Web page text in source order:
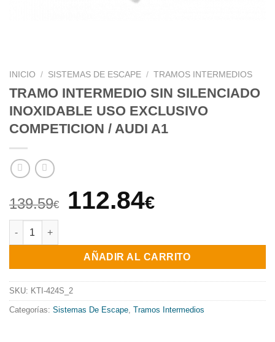
INICIO / SISTEMAS DE ESCAPE / TRAMOS INTERMEDIOS
TRAMO INTERMEDIO SIN SILENCIADO
INOXIDABLE USO EXCLUSIVO
COMPETICION / AUDI A1
139.59€
El
original
era:
139.59€.
112.84€El
actual
es:
112.84€.
TRAMO INTERMEDIO SIN SILENCIADO INOXIDABLE USO
AÑADIR AL CARRITO
SKU: KTI-424S_2
Categorías: Sistemas De Escape, Tramos Intermedios